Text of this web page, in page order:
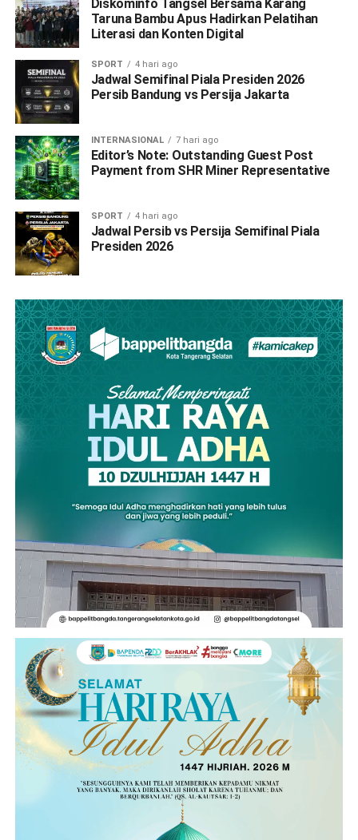
Diskominfo Tangsel Bersama Karang
Taruna Bambu Apus Hadirkan Pelatihan
Literasi dan Konten Digital
SPORT 4 hari ago
Jadwal Semifinal Piala Presiden 2026
Persib Bandung vs Persija Jakarta
INTERNASIONAL 7 hari ago
Editor’s Note: Outstanding Guest Post
Payment from SHR Miner Representative
SPORT 4 hari ago
Jadwal Persib vs Persija Semifinal Piala
Presiden 2026